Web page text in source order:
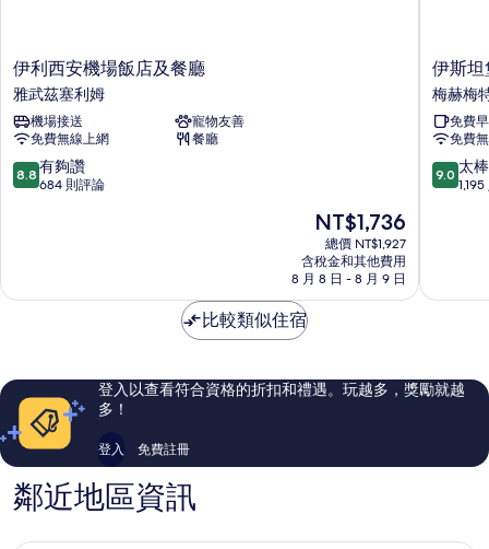
伊
利
西
安
機
場
飯
武
姆
伊利西安機場飯店及餐廳
雅武茲塞利姆
機場接送
寵物友善
免費無線上網
餐廳
8.8
分，
夠
評
論
8.8 有夠讚
684 則評論
現
在
價
格
為
NT$1,736
總價 NT$1,927
含稅金和其他費用
8 月 8 日 - 8 月 9 日
伊
斯
坦
堡
機
場
希
店,
武
特
·
伊斯坦
梅赫梅
免費
免費
9.0
分，
棒
評
論
9.0 太
比較類似住宿
登入以查看符合資格的折扣和禮遇。玩越多，獎勵就越
多！
登入 免費註冊
鄰近地區資訊